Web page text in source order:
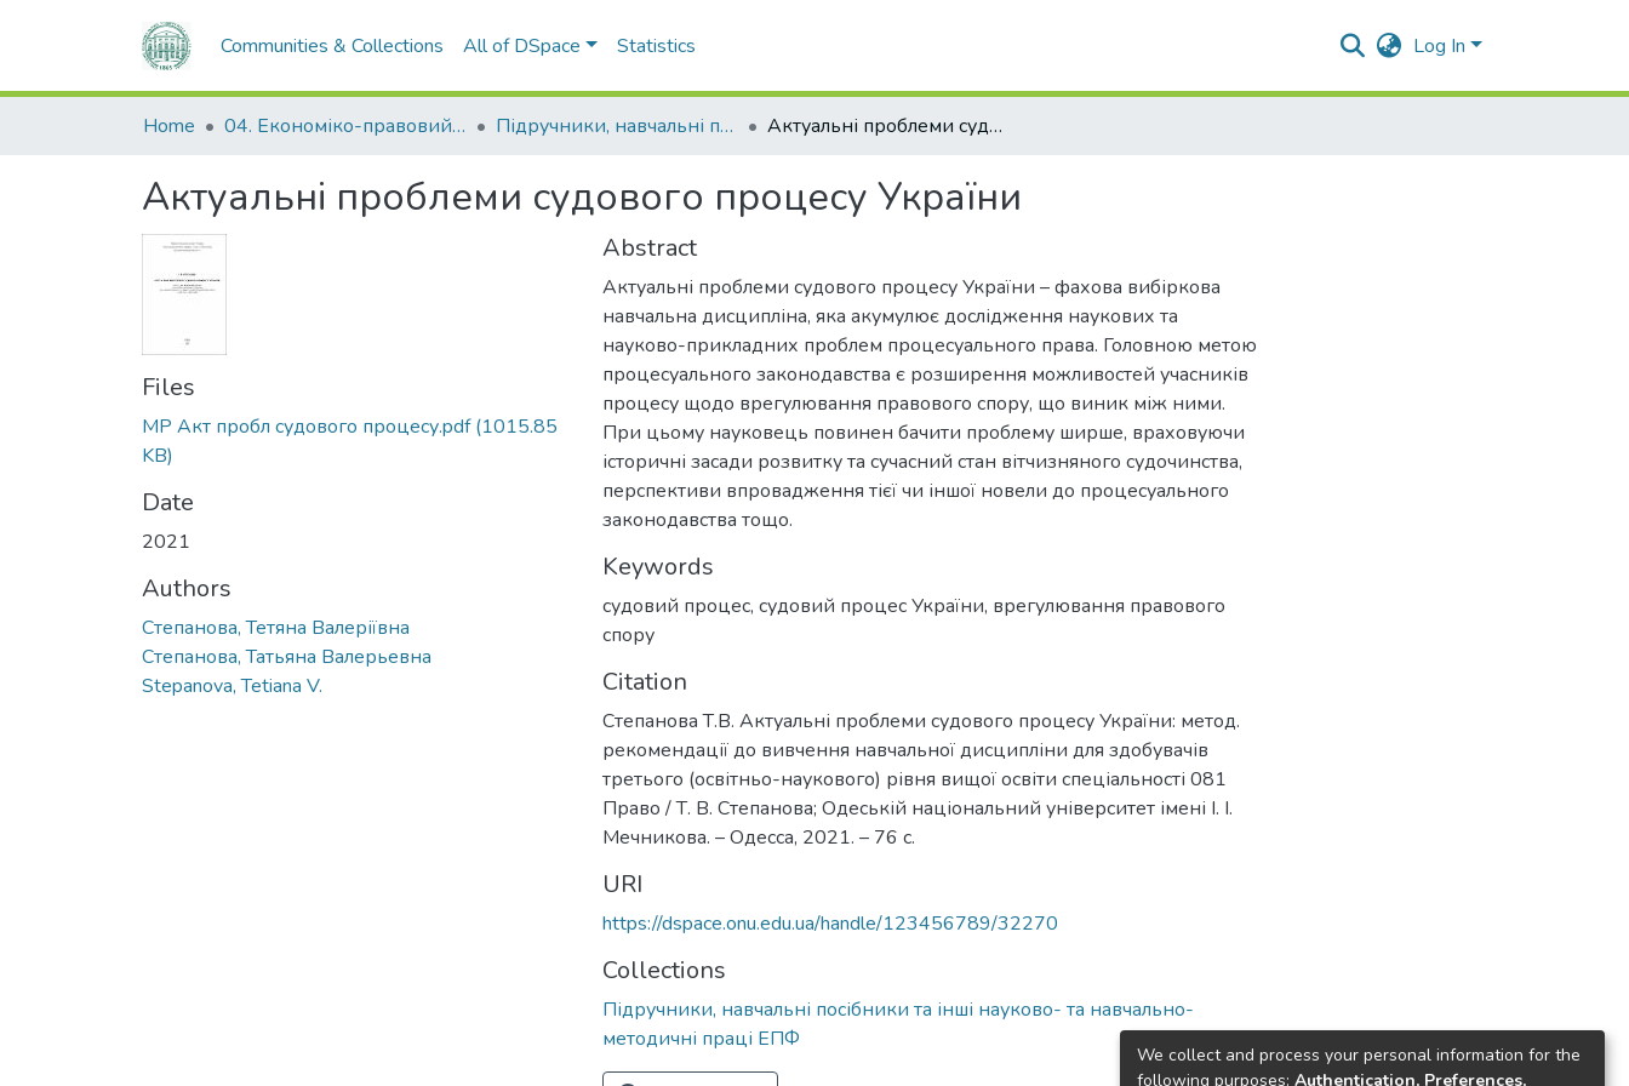
Communities & Collections All of DSpace Statistics Log In
Home 04. Економіко-правовий факультет Підручники, навчальні посібники та інші науково- та навчально-методичні праці ЕПФ Актуальні проблеми судового процесу України
Актуальні проблеми судового процесу України
Files
МР Акт пробл судового процесу.pdf(1015.85
KB)
Date
2021
Authors
Степанова, Тетяна Валеріївна
Степанова, Татьяна Валерьевна
Stepanova, Tetiana V.
Abstract
Актуальні проблеми судового процесу України – фахова вибіркова
навчальна дисципліна, яка акумулює дослідження наукових та
науково-прикладних проблем процесуального права. Головною метою
процесуального законодавства є розширення можливостей учасників
процесу щодо врегулювання правового спору, що виник між ними.
При цьому науковець повинен бачити проблему ширше, враховуючи
історичні засади розвитку та сучасний стан вітчизняного судочинства,
перспективи впровадження тієї чи іншої новели до процесуального
законодавства тощо.
Keywords
судовий процес, судовий процес України, врегулювання правового
спору
Citation
Степанова Т.В. Актуальні проблеми судового процесу України: метод.
рекомендації до вивчення навчальної дисципліни для здобувачів
третього (освітньо-наукового) рівня вищої освіти спеціальності 081
Право / Т. В. Степанова; Одеській національний університет імені І. І.
Мечникова. – Одесса, 2021. – 76 с.
URI
https://dspace.onu.edu.ua/handle/123456789/32270
Collections
Підручники, навчальні посібники та інші науково- та навчально-
методичні праці ЕПФ
We collect and process your personal information for the
following purposes: Authentication, Preferences,